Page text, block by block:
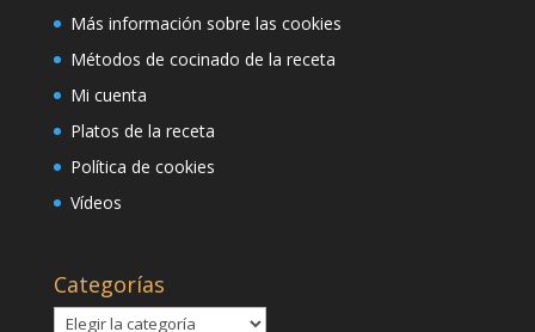
Más información sobre las cookies
Métodos de cocinado de la receta
Mi cuenta
Platos de la receta
Política de cookies
Vídeos
Categorías
Categorías